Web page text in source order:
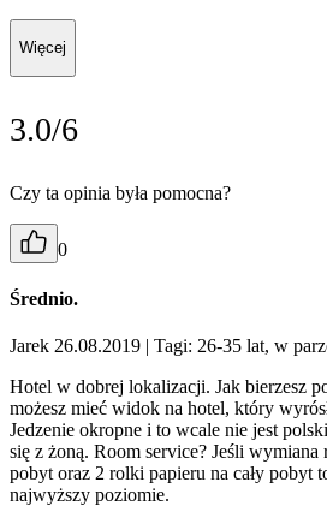
Więcej
3.0/6
Czy ta opinia była pomocna?
0
Średnio.
Jarek 26.08.2019 | Tagi: 26-35 lat, w
Hotel w dobrej lokalizacji. Jak bierzesz
możesz mieć widok na hotel, który
Jedzenie okropne i to wcale nie jest
się z żoną. Room service? Jeśli wymiana
pobyt oraz 2 rolki papieru na cały pobyt
najwyższy poziomie.